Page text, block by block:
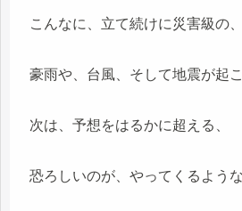
こんなに、立て続けに災害級の、
豪雨や、台風、そして地震が起こ
次は、予想をはるかに超える、
恐ろしいのが、やってくるよう